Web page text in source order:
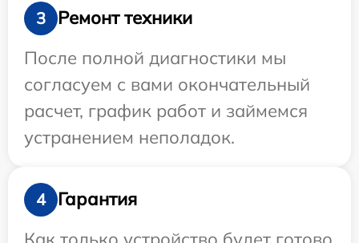
3
Ремонт техники
После полной диагностики мы
согласуем с вами окончательный
расчет, график работ и займемся
устранением неполадок.
4
Гарантия